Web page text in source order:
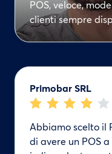
POS, veloce,
clienti sempre
Primobar SRL
Abbiamo scelto il
di avere un POS